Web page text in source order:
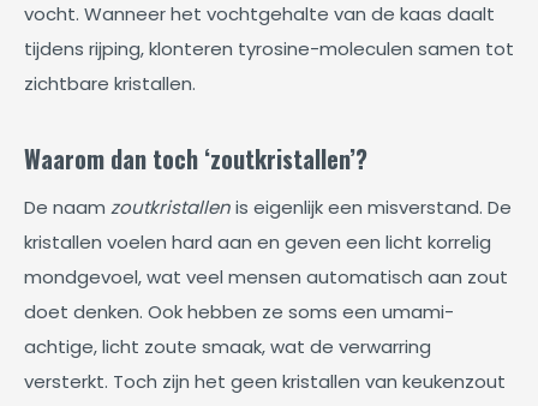
vocht. Wanneer het vochtgehalte van de kaas daalt
tijdens rijping, klonteren tyrosine-moleculen samen tot
zichtbare kristallen.
Waarom dan toch ‘zoutkristallen’?
De naam zoutkristallenis eigenlijk een misverstand. De
kristallen voelen hard aan en geven een licht korrelig
mondgevoel, wat veel mensen automatisch aan zout
doet denken. Ook hebben ze soms een umami-
achtige, licht zoute smaak, wat de verwarring
versterkt. Toch zijn het geen kristallen van keukenzout